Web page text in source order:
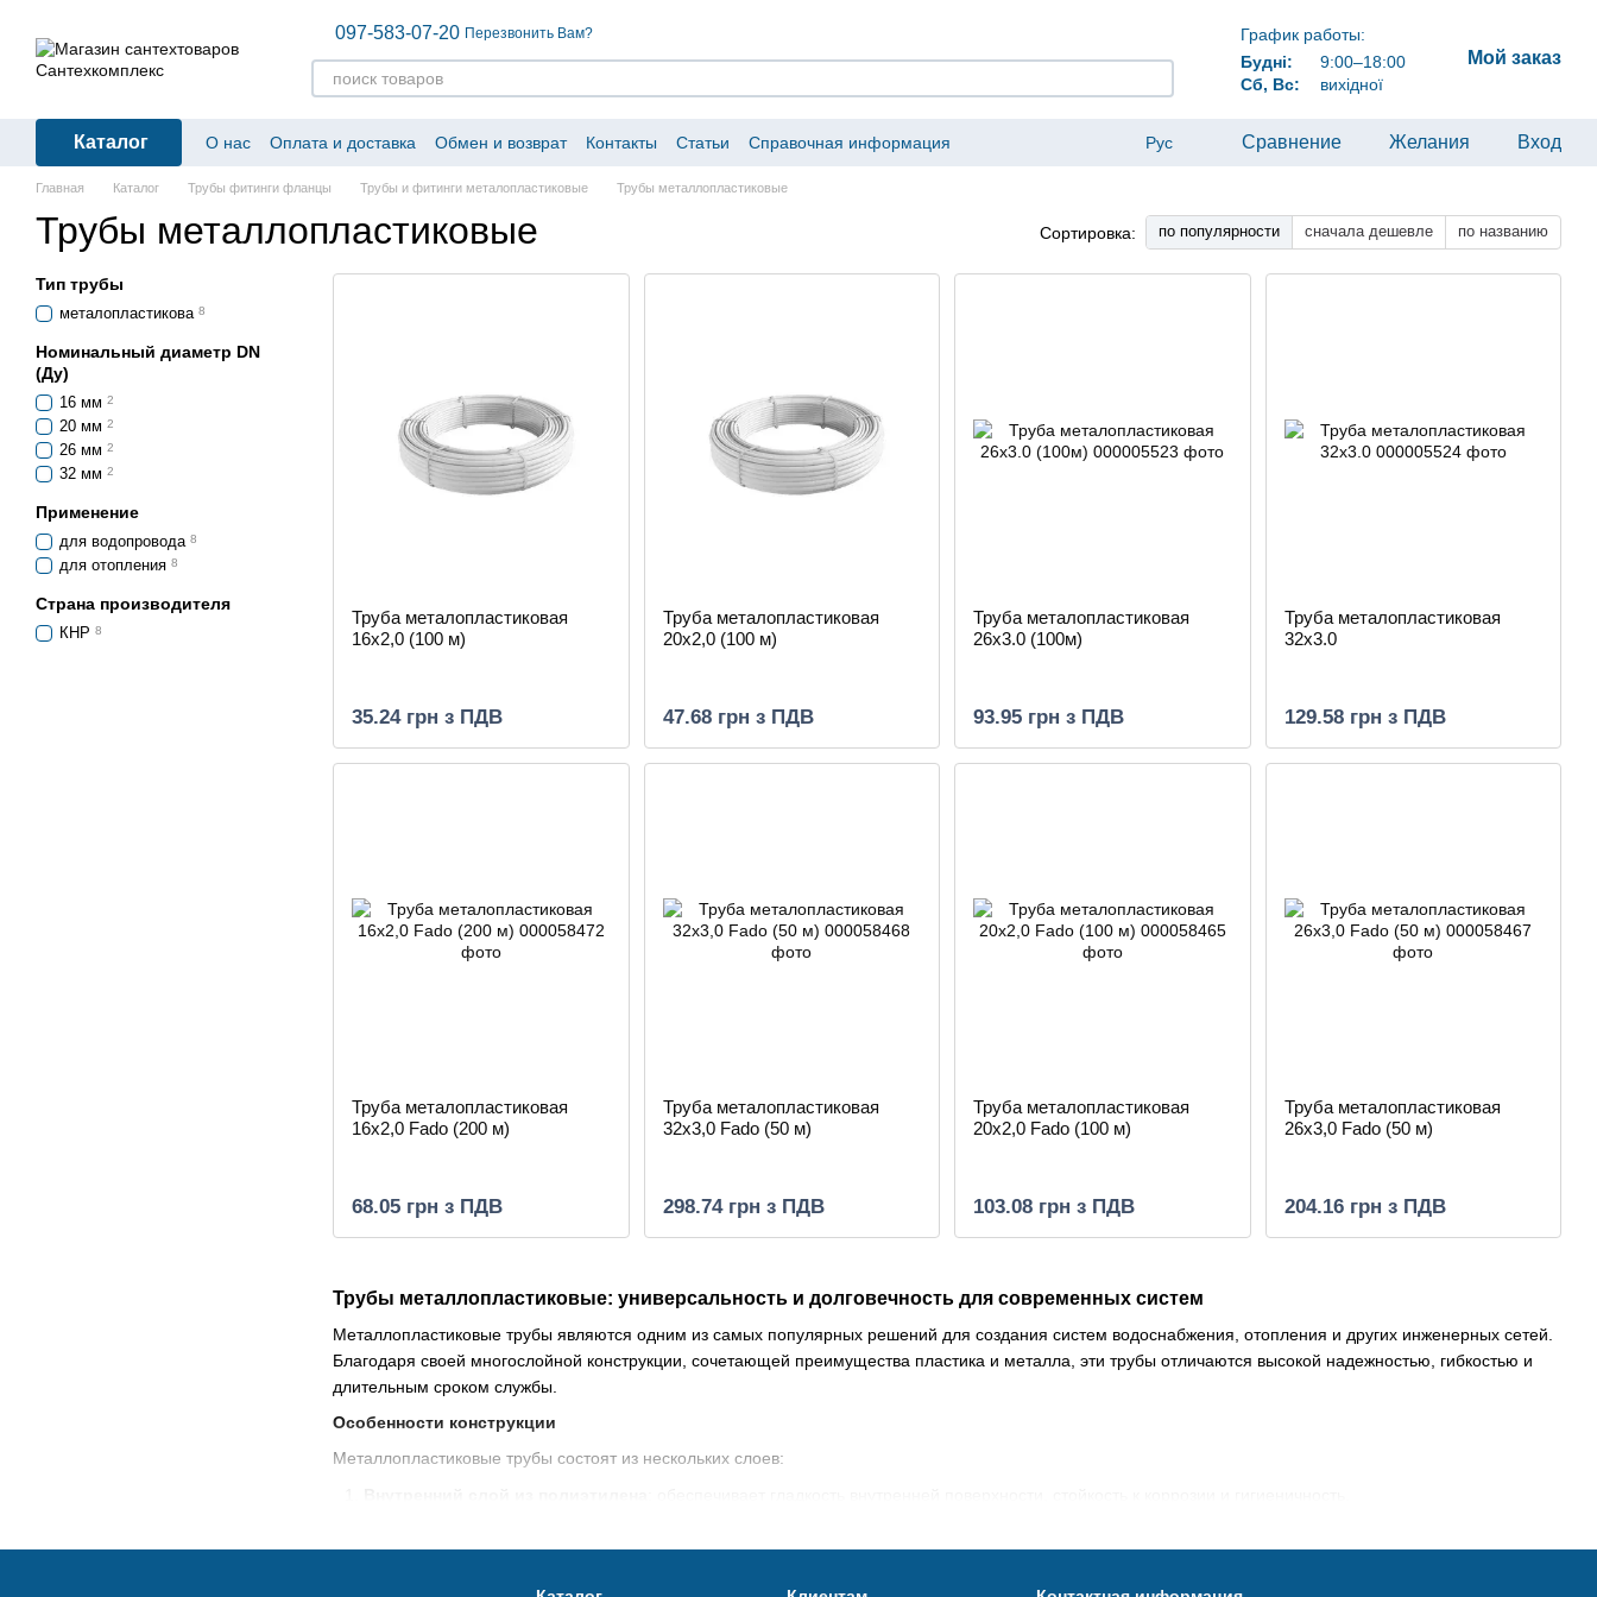
097-583-07-20 Перезвонить Вам?
График работы:
Будні:
9:00–18:00
Сб, Вс:
вихідної
Мой заказ
Каталог О нас Оплата и доставка Обмен и возврат Контакты Статьи Справочная информация Рус Сравнение Желания Вход
Главная Каталог Трубы фитинги фланцы Трубы и фитинги металопластиковые Трубы металлопластиковые
Трубы металлопластиковые Сортировка: по популярности сначала дешевле по названию
Трубы металлопластиковые: универсальность и долговечность для современных систем
Металлопластиковые трубы являются одним из самых популярных решений для создания систем водоснабжения, отопления и других инженерных сетей.
Благодаря своей многослойной конструкции, сочетающей преимущества пластика и металла, эти трубы отличаются высокой надежностью, гибкостью и
длительным сроком службы.
Особенности конструкции
Металлопластиковые трубы состоят из нескольких слоев:
Труба металопластиковая
16х2,0 (100 м)
35.24 грн з ПДВ
Труба металопластиковая
20х2,0 (100 м)
47.68 грн з ПДВ
Труба металопластиковая
26х3.0 (100м)
93.95 грн з ПДВ
Труба металопластиковая
32х3.0
129.58 грн з ПДВ
Труба металопластиковая
16х2,0 Fado (200 м)
68.05 грн з ПДВ
Труба металопластиковая
32х3,0 Fado (50 м)
298.74 грн з ПДВ
Труба металопластиковая
20х2,0 Fado (100 м)
103.08 грн з ПДВ
Труба металопластиковая
26х3,0 Fado (50 м)
204.16 грн з ПДВ
Тип трубы
металопластикова 8
Номинальный диаметр DN
(Ду)
16 мм 2
20 мм 2
26 мм 2
32 мм 2
Применение
для водопровода 8
для отопления 8
Страна производителя
КНР 8